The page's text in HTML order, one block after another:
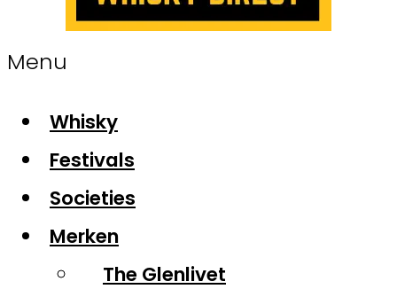
Menu
Whisky
Festivals
Societies
Merken
The Glenlivet